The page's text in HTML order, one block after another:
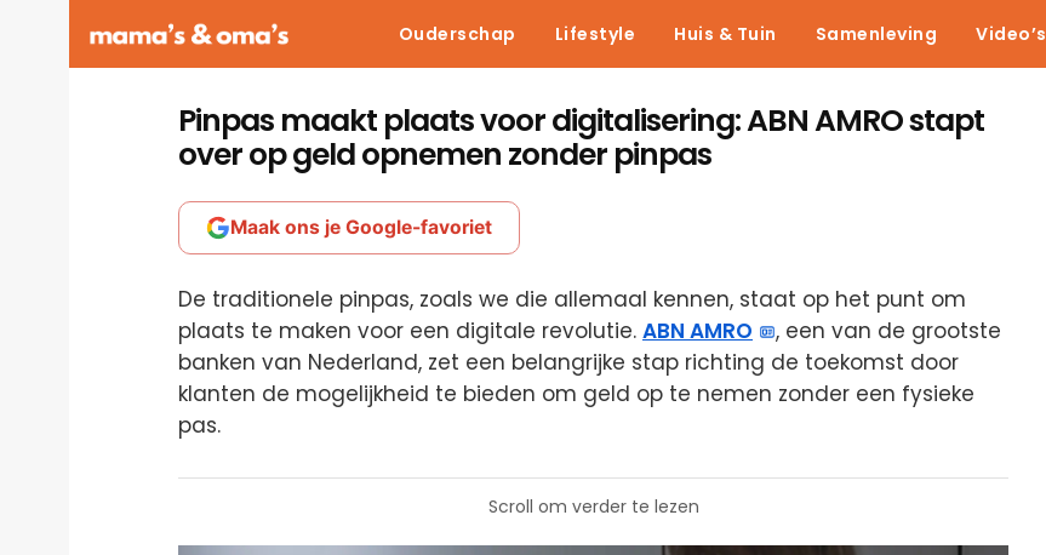
Ouderschap Lifestyle Huis & Tuin Samenleving Video’s
Pinpas maakt plaats voor digitalisering: ABN AMRO stapt
over op geld opnemen zonder pinpas
Maak ons je Google-favoriet
De traditionele pinpas, zoals we die allemaal kennen, staat op het punt om
plaats te maken voor een digitale revolutie. ABN AMRO
, een van de grootste
banken van Nederland, zet een belangrijke stap richting de toekomst door
klanten de mogelijkheid te bieden om geld op te nemen zonder een fysieke
pas.
Scroll om verder te lezen